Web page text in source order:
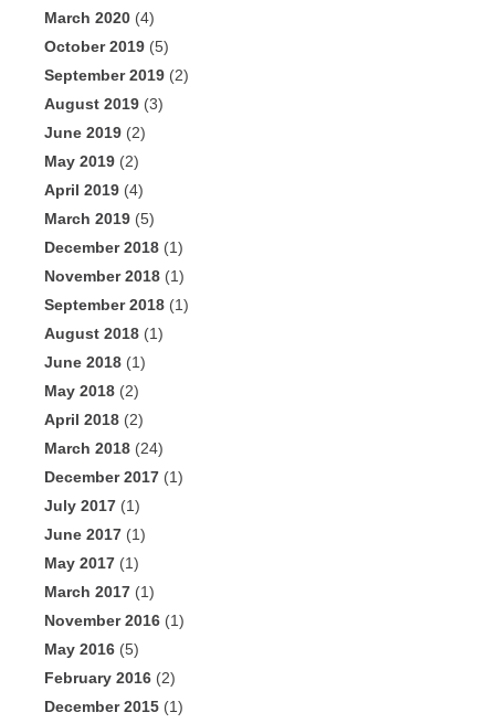
March 2020 (4)
October 2019 (5)
September 2019 (2)
August 2019 (3)
June 2019 (2)
May 2019 (2)
April 2019 (4)
March 2019 (5)
December 2018 (1)
November 2018 (1)
September 2018 (1)
August 2018 (1)
June 2018 (1)
May 2018 (2)
April 2018 (2)
March 2018 (24)
December 2017 (1)
July 2017 (1)
June 2017 (1)
May 2017 (1)
March 2017 (1)
November 2016 (1)
May 2016 (5)
February 2016 (2)
December 2015 (1)